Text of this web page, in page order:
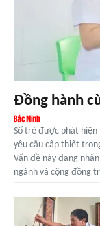
Đồng hành
Số trẻ được phát hiện
yêu cầu cấp thiết
Vấn đề này đang
ngành và cộng đồng